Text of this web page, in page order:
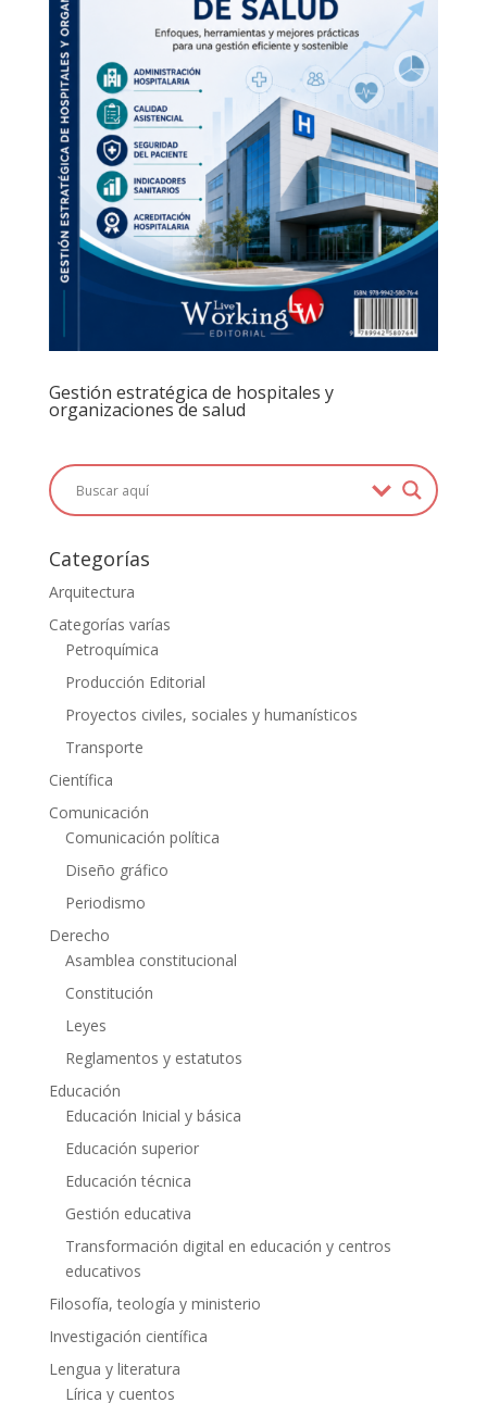
Gestión estratégica de hospitales y
organizaciones de salud
Categorías
Arquitectura
Categorías varías
Petroquímica
Producción Editorial
Proyectos civiles, sociales y humanísticos
Transporte
Científica
Comunicación
Comunicación política
Diseño gráfico
Periodismo
Derecho
Asamblea constitucional
Constitución
Leyes
Reglamentos y estatutos
Educación
Educación Inicial y básica
Educación superior
Educación técnica
Gestión educativa
Transformación digital en educación y centros
educativos
Filosofía, teología y ministerio
Investigación científica
Lengua y literatura
Lírica y cuentos